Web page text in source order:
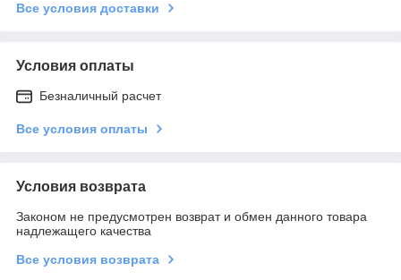
Все условия доставки
Условия оплаты
Безналичный расчет
Все условия оплаты
Условия возврата
Законом не предусмотрен возврат и обмен данного товара
надлежащего качества
Все условия возврата